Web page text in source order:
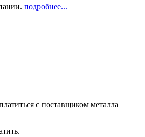
подробнее...
с поставщиком металла